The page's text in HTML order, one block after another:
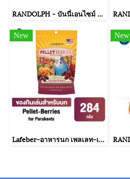
RANDOLPH - บันนี่เอนไซม์ ปรับระบบจุลชีพ ขนาด 10 กรัม.
New
Lafeber-อาหารนก เพลเลท-เบอร์รี่ ฟอร์ พาราคีท ขนาด 284g.
New